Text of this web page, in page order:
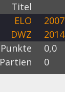
Titel
ELO
2007
DWZ
2014
Punkte
0,0
Partien
0